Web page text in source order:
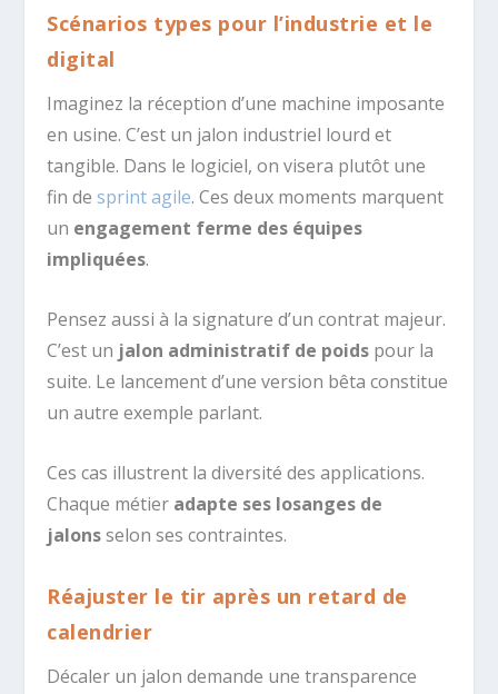
Scénarios types pour l’industrie et le
digital
Imaginez la réception d’une machine imposante
en usine. C’est un jalon industriel lourd et
tangible. Dans le logiciel, on visera plutôt une
fin desprint agile. Ces deux moments marquent
un engagement ferme des équipes
impliquées.
Pensez aussi à la signature d’un contrat majeur.
C’est un jalon administratif de poids pour la
suite. Le lancement d’une version bêta constitue
un autre exemple parlant.
Ces cas illustrent la diversité des applications.
Chaque métier adapte ses losanges de
jalonsselon ses contraintes.
Réajuster le tir après un retard de
calendrier
Décaler un jalon demande une transparence